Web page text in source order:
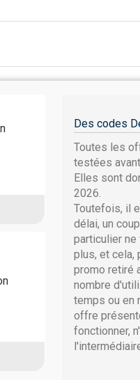
Des codes
Toutes les
testées
Elles sont
2026.
Toutefois, il
délai, un
particulier ne
plus, et cela,
promo retiré
nombre
temps ou en
offre
fonctionner,